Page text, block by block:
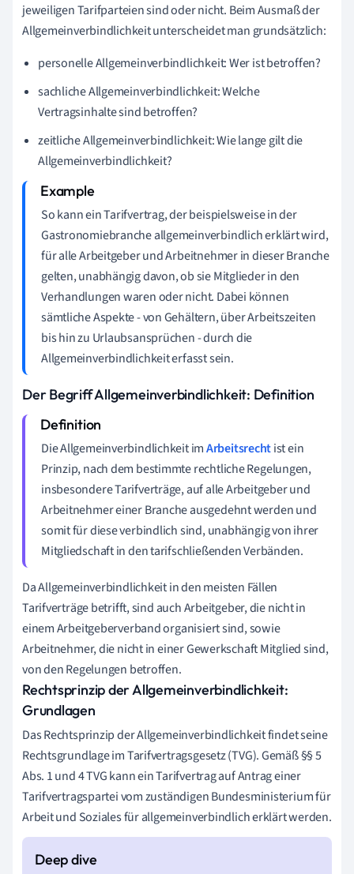
jeweiligen Tarifparteien sind oder nicht. Beim Ausmaß der
Allgemeinverbindlichkeit unterscheidet man grundsätzlich:
personelle Allgemeinverbindlichkeit: Wer ist betroffen?
sachliche Allgemeinverbindlichkeit: Welche
Vertragsinhalte sind betroffen?
zeitliche Allgemeinverbindlichkeit: Wie lange gilt die
Allgemeinverbindlichkeit?
So kann ein Tarifvertrag, der beispielsweise in der
Gastronomiebranche allgemeinverbindlich erklärt wird,
für alle Arbeitgeber und Arbeitnehmer in dieser Branche
gelten, unabhängig davon, ob sie Mitglieder in den
Verhandlungen waren oder nicht. Dabei können
sämtliche Aspekte - von Gehältern, über Arbeitszeiten
bis hin zu Urlaubsansprüchen - durch die
Allgemeinverbindlichkeit erfasst sein.
Der Begriff Allgemeinverbindlichkeit: Definition
Die Allgemeinverbindlichkeit imArbeitsrechtist ein
Prinzip, nach dem bestimmte rechtliche Regelungen,
insbesondere Tarifverträge, auf alle Arbeitgeber und
Arbeitnehmer einer Branche ausgedehnt werden und
somit für diese verbindlich sind, unabhängig von ihrer
Mitgliedschaft in den tarifschließenden Verbänden.
Da Allgemeinverbindlichkeit in den meisten Fällen
Tarifverträge betrifft, sind auch Arbeitgeber, die nicht in
einem Arbeitgeberverband organisiert sind, sowie
Arbeitnehmer, die nicht in einer Gewerkschaft Mitglied sind,
von den Regelungen betroffen.
Rechtsprinzip der Allgemeinverbindlichkeit:
Grundlagen
Das Rechtsprinzip der Allgemeinverbindlichkeit findet seine
Rechtsgrundlage im Tarifvertragsgesetz (TVG). Gemäß §§ 5
Abs. 1 und 4 TVG kann ein Tarifvertrag auf Antrag einer
Tarifvertragspartei vom zuständigen Bundesministerium für
Arbeit und Soziales für allgemeinverbindlich erklärt werden.